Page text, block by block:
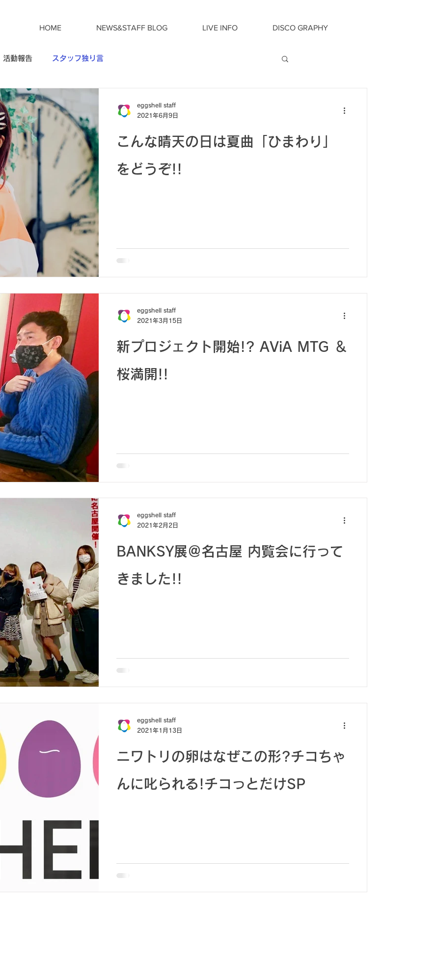
HOME NEWS&STAFF BLOG LIVE INFO DISCO GRAPHY
活動報告 スタッフ独り言
こんな晴天の日は夏曲「ひまわり」
をどうぞ!!
eggshell staff
2021年6月9日
新プロジェクト開始!? AViA MTG ＆
桜満開!!
eggshell staff
2021年3月15日
BANKSY展＠名古屋 内覧会に行って
きました!!
eggshell staff
2021年2月2日
ニワトリの卵はなぜこの形?チコちゃ
んに叱られる!チコっとだけSP
eggshell staff
2021年1月13日